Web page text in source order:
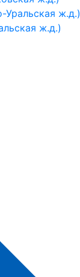
Уральская ж.д.)
ж.д.)